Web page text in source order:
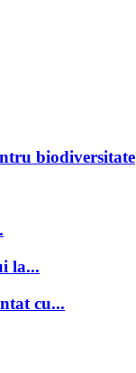
biodiversitate
la...
cu...